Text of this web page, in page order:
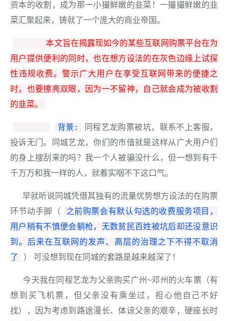
关于我
资本的收割，成为那一小撮鲜嫩的韭菜！一撮撮鲜嫩的韭
菜汇聚起来，铸就了一个庞大的商业帝国。
本文旨在揭露现如今的某些互联网购票平台在为
用户提供便利的同时，也在想方设法的在灰色边缘上试探
性违规收费。警示广大用户在享受互联网带来的便捷之
时，也要擦亮双眼，因为一不留神，自己就会成为被收割
的韭菜。
背景:
同程艺龙购票被坑，联系不上客服，
投诉无门。同城艺龙，你们的市值就是这样从广大用户们
的身上搜刮来的吗？我一个人被骗没什么，但一想到有千
千万万和我一样的人，就着实咽不下这口气。
早就听说同城凭借其独有的流量优势想方设法的在购票
环节动手脚（
之前购票会有默认勾选的收费服务项目，
用户稍有不慎便会躺枪，无数贫民百姓被坑后却还没意识
到。后来在互联网的发声、高层的治理之下不得不取消
了
） 可没想到现在同城的套路是越来越深了！
今天我在同程艺龙为父亲购买广州~邓州的火车票（有
想到买飞机票，但父亲没有乘坐过，担心他自己不好
找），因为考虑到路途漫长、体谅父亲的艰辛，硬座长时